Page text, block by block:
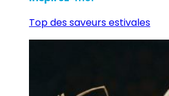
Top des saveurs estivales